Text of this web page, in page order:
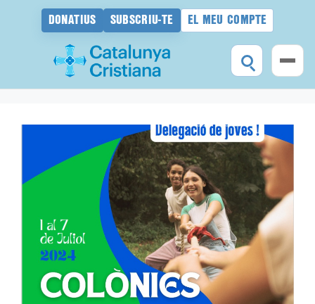
DONATIUS SUBSCRIU-TE EL MEU COMPTE